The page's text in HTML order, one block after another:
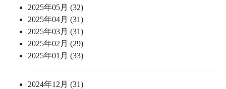
2025年05月 (32)
2025年04月 (31)
2025年03月 (31)
2025年02月 (29)
2025年01月 (33)
2024年12月 (31)